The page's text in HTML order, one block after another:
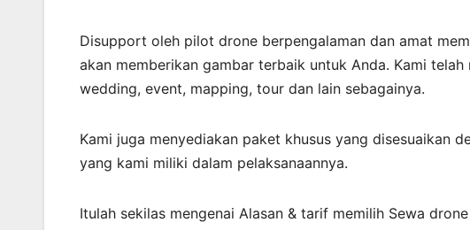
Disupport oleh pilot drone berpengalaman dan amat
akan memberikan gambar terbaik untuk Anda. Kami
wedding, event, mapping, tour dan lain sebagainya.
Kami juga menyediakan paket khusus yang disesuaikan
yang kami miliki dalam pelaksanaannya.
Itulah sekilas mengenai Alasan & tarif memilih Sewa